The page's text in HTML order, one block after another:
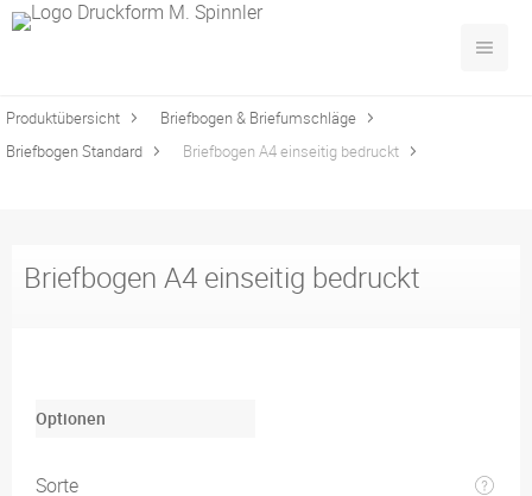
Produktübersicht
Briefbogen & Briefumschläge
Briefbogen Standard
Briefbogen A4 einseitig bedruckt
Briefbogen A4 einseitig bedruckt
Optionen
Sorte